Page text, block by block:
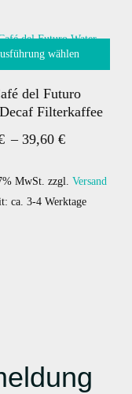
wählen
del Futuro
Filterkaffee
–39,60€
bis
39,60 €
MwSt. zzgl.Versand
ca. 3-4 Werktage